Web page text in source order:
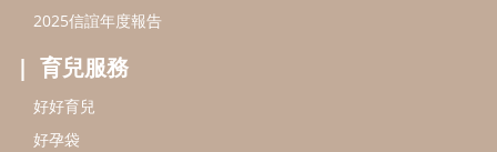
2025信誼年度報告
育兒服務
好好育兒
好孕袋